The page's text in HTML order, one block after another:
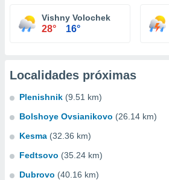
Vishny Volochek
28° 16°
Localidades próximas
Plenishnik (9.51 km)
Bolshoye Ovsianikovo (26.14 km)
Kesma (32.36 km)
Fedtsovo (35.24 km)
Dubrovo (40.16 km)